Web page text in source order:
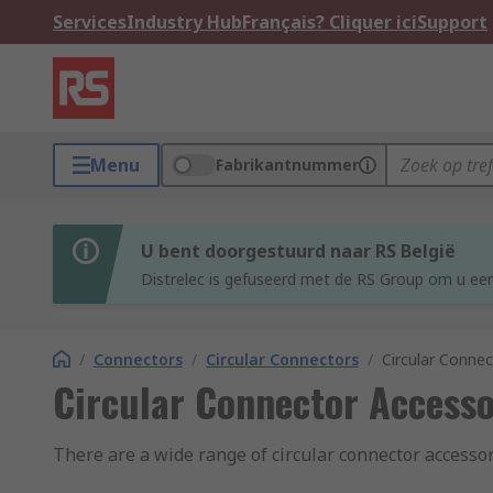
ServicesIndustry HubFrançais? Cliquer iciSupport
Menu Fabrikantnummer
U bent doorgestuurd naar RS België
Distrelec is gefuseerd met de RS Group om u
/ Connectors / Circular Connectors / Circular
Circular Connector
There are a wide range of circular connector